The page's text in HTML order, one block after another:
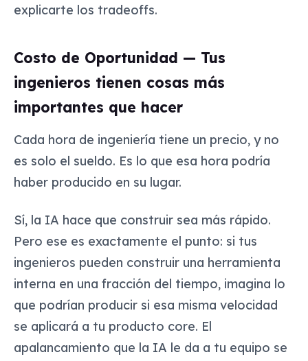
explicarte los tradeoffs.
Costo de Oportunidad — Tus
ingenieros tienen cosas más
importantes que hacer
Cada hora de ingeniería tiene un precio, y no
es solo el sueldo. Es lo que esa hora podría
haber producido en su lugar.
Sí, la IA hace que construir sea más rápido.
Pero ese es exactamente el punto: si tus
ingenieros pueden construir una herramienta
interna en una fracción del tiempo, imagina lo
que podrían producir si esa misma velocidad
se aplicará a tu producto core. El
apalancamiento que la IA le da a tu equipo se